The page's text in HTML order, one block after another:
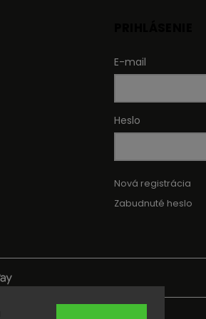
E-mail
Heslo
Nová registrácia
Zabudnuté heslo